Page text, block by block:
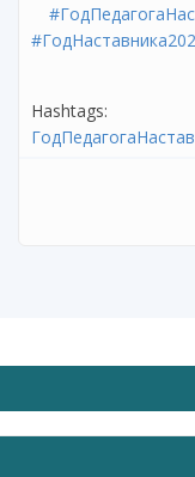
Hashtags: